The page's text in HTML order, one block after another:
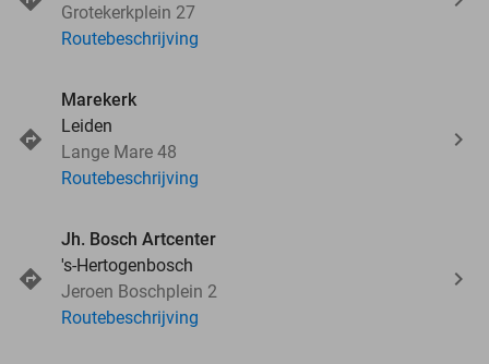
Grotekerkplein 27
Routebeschrijving
Marekerk
Leiden
Lange Mare 48
Routebeschrijving
Jh. Bosch Artcenter
's-Hertogenbosch
Jeroen Boschplein 2
Routebeschrijving